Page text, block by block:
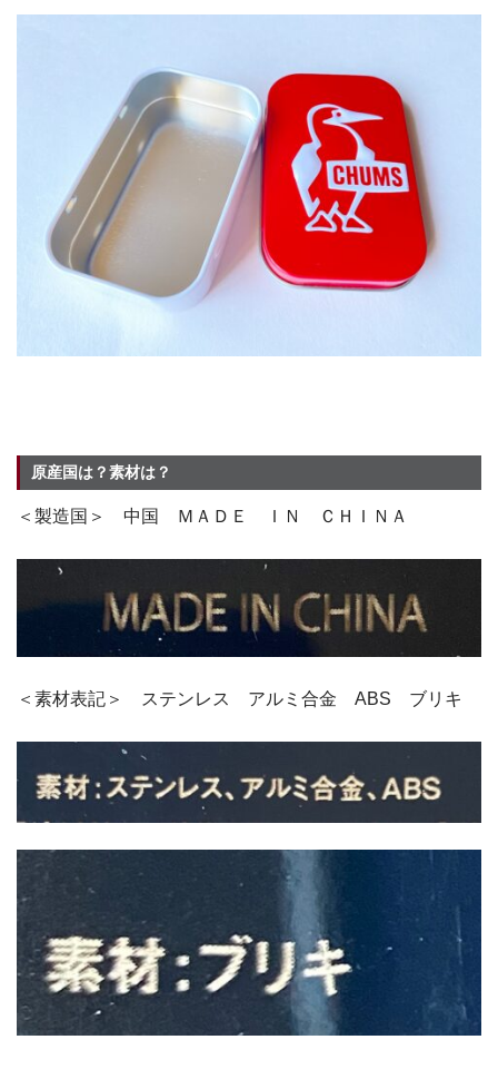
原産国は？素材は？
＜製造国＞ 中国 ＭＡＤＥ ＩＮ ＣＨＩＮＡ
＜素材表記＞ ステンレス アルミ合金 ABS ブリキ